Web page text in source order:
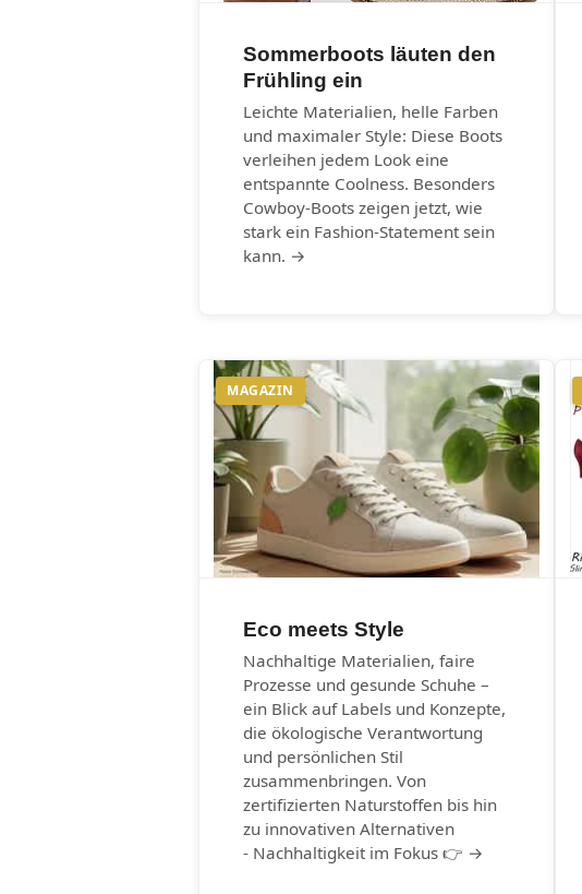
Sommerboots läuten den
Frühling ein
Leichte Materialien, helle Farben
und maximaler Style: Diese Boots
verleihen jedem Look eine
entspannte Coolness. Besonders
Cowboy-Boots zeigen jetzt, wie
stark ein Fashion-Statement sein
kann. →
MAGAZIN
Eco meets Style
Nachhaltige Materialien, faire
Prozesse und gesunde Schuhe –
ein Blick auf Labels und Konzepte,
die ökologische Verantwortung
und persönlichen Stil
zusammenbringen. Von
zertifizierten Naturstoffen bis hin
zu innovativen Alternativen
- Nachhaltigkeit im Fokus 👉 →